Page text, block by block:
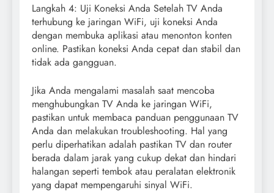
Langkah 4: Uji Koneksi Anda Setelah TV Anda
terhubung ke jaringan WiFi, uji koneksi Anda
dengan membuka aplikasi atau menonton konten
online. Pastikan koneksi Anda cepat dan stabil dan
tidak ada gangguan.
Jika Anda mengalami masalah saat mencoba
menghubungkan TV Anda ke jaringan WiFi,
pastikan untuk membaca panduan penggunaan TV
Anda dan melakukan troubleshooting. Hal yang
perlu diperhatikan adalah pastikan TV dan router
berada dalam jarak yang cukup dekat dan hindari
halangan seperti tembok atau peralatan elektronik
yang dapat mempengaruhi sinyal WiFi.